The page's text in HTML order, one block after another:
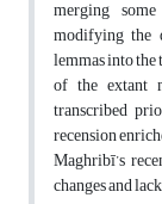
merging
modifying the
lemmas into
of the extant
transcribed
recension
Maghribī’s
changes and